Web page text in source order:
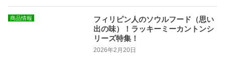
商品情報
フィリピン人のソウルフード（思い
出の味）！ラッキーミーカントンシ
リーズ特集！
2026年2月20日